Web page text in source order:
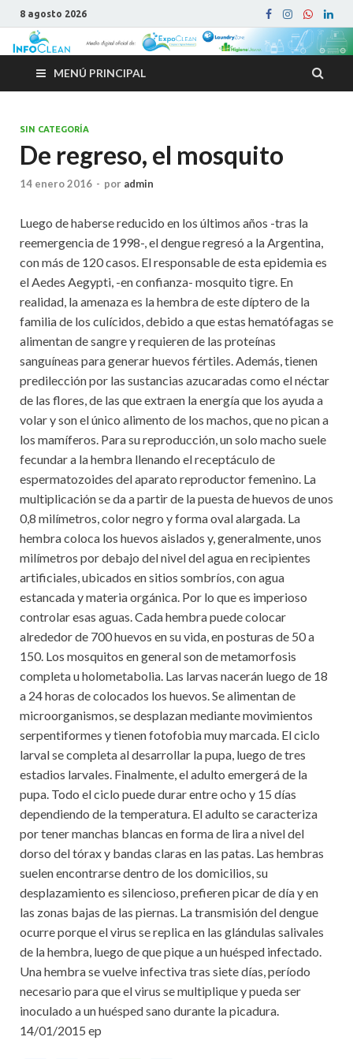
8 agosto 2026
MENÚ PRINCIPAL
SIN CATEGORÍA
De regreso, el mosquito
14 enero 2016 - por admin
Luego de haberse reducido en los últimos años -tras la
reemergencia de 1998-, el dengue regresó a la Argentina,
con más de 120 casos. El responsable de esta epidemia es
el Aedes Aegypti, -en confianza- mosquito tigre. En
realidad, la amenaza es la hembra de este díptero de la
familia de los culícidos, debido a que estas hematófagas se
alimentan de sangre y requieren de las proteínas
sanguíneas para generar huevos fértiles. Además, tienen
predilección por las sustancias azucaradas como el néctar
de las flores, de las que extraen la energía que los ayuda a
volar y son el único alimento de los machos, que no pican a
los mamíferos. Para su reproducción, un solo macho suele
fecundar a la hembra llenando el receptáculo de
espermatozoides del aparato reproductor femenino. La
multiplicación se da a partir de la puesta de huevos de unos
0,8 milímetros, color negro y forma oval alargada. La
hembra coloca los huevos aislados y, generalmente, unos
milímetros por debajo del nivel del agua en recipientes
artificiales, ubicados en sitios sombríos, con agua
estancada y materia orgánica. Por lo que es imperioso
controlar esas aguas. Cada hembra puede colocar
alrededor de 700 huevos en su vida, en posturas de 50 a
150. Los mosquitos en general son de metamorfosis
completa u holometabolia. Las larvas nacerán luego de 18
a 24 horas de colocados los huevos. Se alimentan de
microorganismos, se desplazan mediante movimientos
serpentiformes y tienen fotofobia muy marcada. El ciclo
larval se completa al desarrollar la pupa, luego de tres
estadios larvales. Finalmente, el adulto emergerá de la
pupa. Todo el ciclo puede durar entre ocho y 15 días
dependiendo de la temperatura. El adulto se caracteriza
por tener manchas blancas en forma de lira a nivel del
dorso del tórax y bandas claras en las patas. Las hembras
suelen encontrarse dentro de los domicilios, su
desplazamiento es silencioso, prefieren picar de día y en
las zonas bajas de las piernas. La transmisión del dengue
ocurre porque el virus se replica en las glándulas salivales
de la hembra, luego de que pique a un huésped infectado.
Una hembra se vuelve infectiva tras siete días, período
necesario para que el virus se multiplique y pueda ser
inoculado a un huésped sano durante la picadura.
14/01/2015 ep